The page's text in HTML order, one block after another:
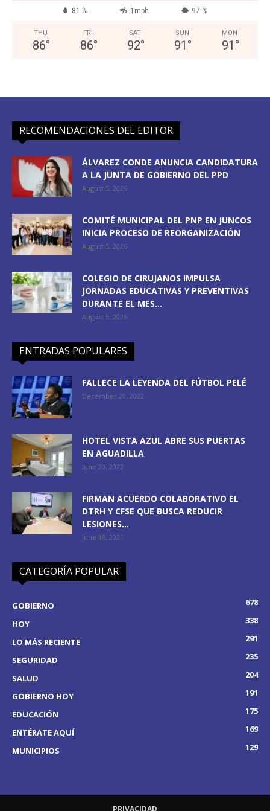
81 % 1mph 97 %
THU
86°
FRI
86°
SAT
92°
SUN
91 °
MON
91 °
RECOMENDACIONES DEL EDITOR
ÁLVAREZ CONDE ANUNCIA CANDIDATURA
A LA JUNTA DE GOBIERNO DEL PPD
August 5, 2026
COMITÉ MUNICIPAL DEL PNP EN JUNCOS
INICIA PROCESO DE REORGANIZACIÓN
August 5, 2026
COLEGIO DE CIRUJANOS IMPULSA
JORNADAS EDUCATIVAS Y PREVENTIVAS
DURANTE EL MES...
August 5, 2026
ENTRADAS POPULARES
FALLECE LA LEYENDA DEL FÚTBOL PELÉ
December 29, 2022
HOTEL VISTA AZUL ABRE SUS PUERTAS
EN AGUADILLA
June 20, 2022
FIRMAN ACUERDO COLABORATIVO EL
DTRH Y CFSE QUE BUSCA REDUCIR
LESIONES...
June 18, 2021
CATEGORÍA POPULAR
GOBIERNO
678
HOY
338
LO MÁS RECIENTE
291
SEGURIDAD
235
SALUD
204
GOBIERNO HOY
191
EDUCACIÓN
175
ENTÉRATE AQUÍ
169
MUNICIPIOS
129
PRIVACIDAD